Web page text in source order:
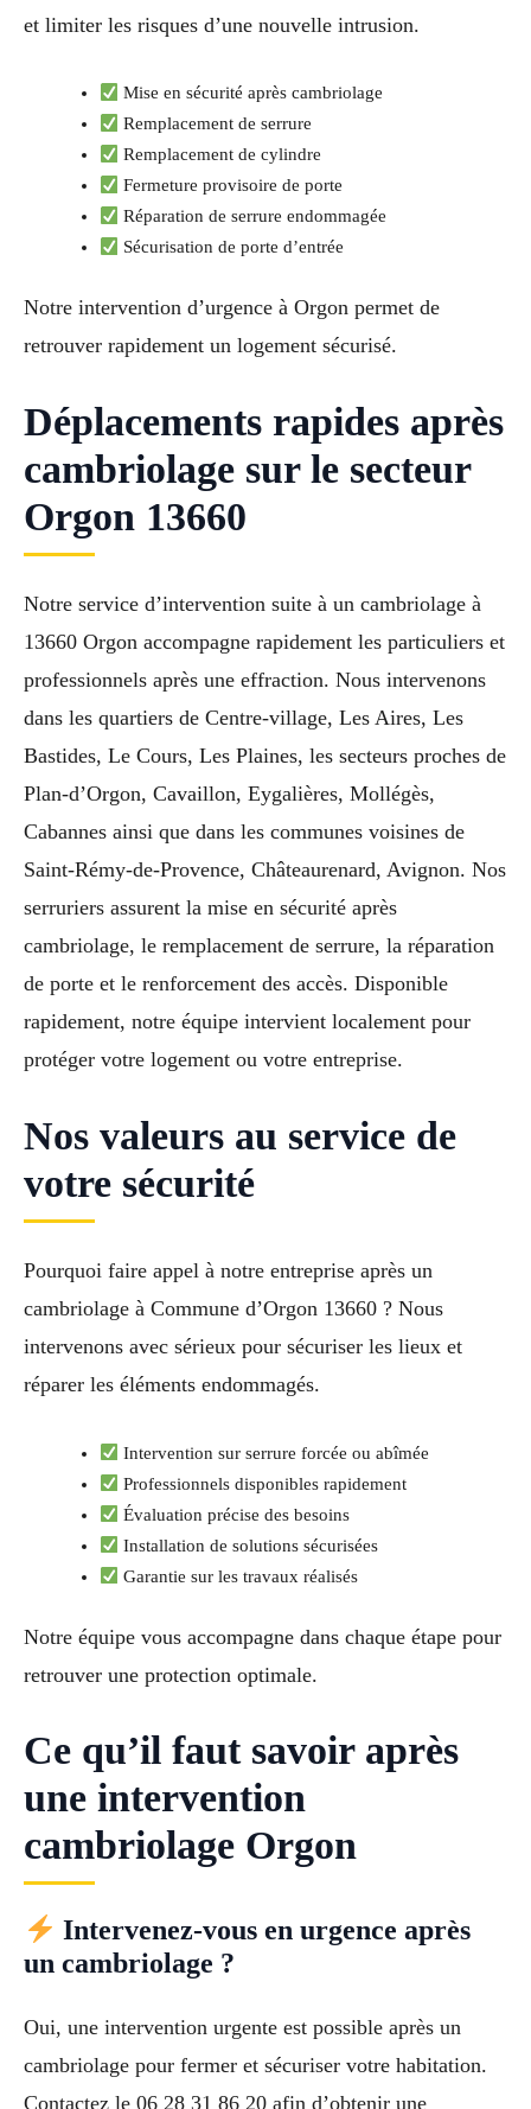
et limiter les risques d’une nouvelle intrusion.
Mise en sécurité après cambriolage
Remplacement de serrure
Remplacement de cylindre
Fermeture provisoire de porte
Réparation de serrure endommagée
Sécurisation de porte d’entrée
Notre intervention d’urgence à Orgon permet de
retrouver rapidement un logement sécurisé.
Déplacements rapides après
cambriolage sur le secteur
Orgon 13660
Notre service d’intervention suite à un cambriolage à
13660 Orgon accompagne rapidement les particuliers et
professionnels après une effraction. Nous intervenons
dans les quartiers de Centre-village, Les Aires, Les
Bastides, Le Cours, Les Plaines, les secteurs proches de
Plan-d’Orgon, Cavaillon, Eygalières, Mollégès,
Cabannes ainsi que dans les communes voisines de
Saint-Rémy-de-Provence, Châteaurenard, Avignon. Nos
serruriers assurent la mise en sécurité après
cambriolage, le remplacement de serrure, la réparation
de porte et le renforcement des accès. Disponible
rapidement, notre équipe intervient localement pour
protéger votre logement ou votre entreprise.
Nos valeurs au service de
votre sécurité
Pourquoi faire appel à notre entreprise après un
cambriolage à Commune d’Orgon 13660 ? Nous
intervenons avec sérieux pour sécuriser les lieux et
réparer les éléments endommagés.
Intervention sur serrure forcée ou abîmée
Professionnels disponibles rapidement
Évaluation précise des besoins
Installation de solutions sécurisées
Garantie sur les travaux réalisés
Notre équipe vous accompagne dans chaque étape pour
retrouver une protection optimale.
Ce qu’il faut savoir après
une intervention
cambriolage Orgon
Intervenez-vous en urgence après
un cambriolage ?
Oui, une intervention urgente est possible après un
cambriolage pour fermer et sécuriser votre habitation.
Contactez le 06 28 31 86 20 afin d’obtenir une